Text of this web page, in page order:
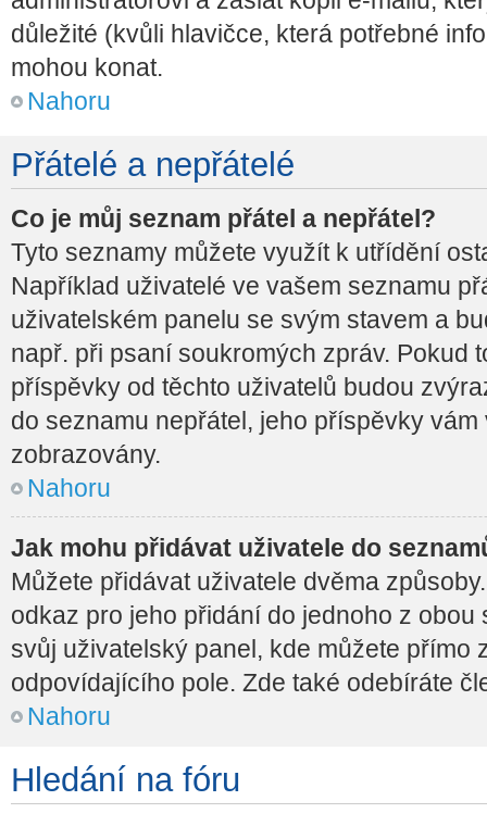
důležité (kvůli hlavičce, která potřebné
mohou konat.
Nahoru
Přátelé a nepřátelé
Co je můj seznam přátel a nepřátel?
Tyto seznamy můžete využít k utřídění
Například uživatelé ve vašem seznamu
uživatelském panelu se svým stavem a
např. při psaní soukromých zpráv. Pokud
příspěvky od těchto uživatelů budou
do seznamu nepřátel, jeho příspěvky
zobrazovány.
Nahoru
Jak mohu přidávat uživatele do
Můžete přidávat uživatele dvěma
odkaz pro jeho přidání do jednoho z
svůj uživatelský panel, kde můžete přímo
odpovídajícího pole. Zde také odebíráte
Nahoru
Hledání na fóru